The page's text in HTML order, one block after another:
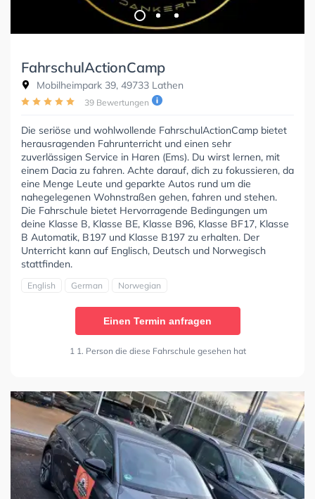
FahrschulActionCamp
Mobilheimpark 39, 49733 Lathen
39 Bewertungen
Die seriöse und wohlwollende FahrschulActionCamp bietet
herausragenden Fahrunterricht und einen sehr
zuverlässigen Service in Haren (Ems). Du wirst lernen, mit
einem Dacia zu fahren. Achte darauf, dich zu fokussieren, da
eine Menge Leute und geparkte Autos rund um die
nahegelegenen Wohnstraßen gehen, fahren und stehen.
Die Fahrschule bietet Hervorragende Bedingungen um
deine Klasse B, Klasse BE, Klasse B96, Klasse BF17, Klasse
B Automatik, B197 und Klasse B197 zu erhalten. Der
Unterricht kann auf Englisch, Deutsch und Norwegisch
stattfinden.
English German Norwegian
Einen Termin anfragen
1 1. Person die diese Fahrschule gesehen hat